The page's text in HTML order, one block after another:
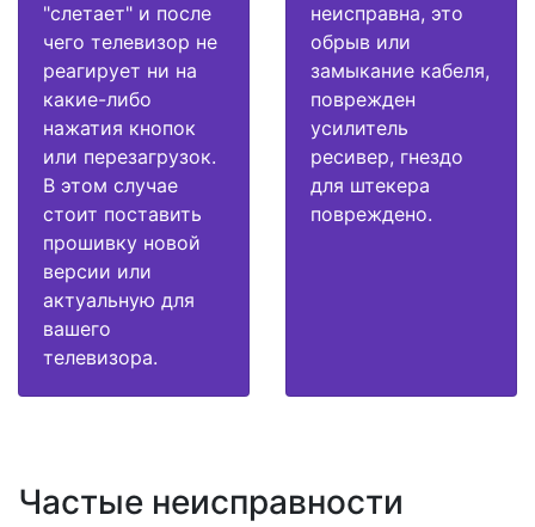
"слетает" и после
чего телевизор не
реагирует ни на
какие-либо
нажатия кнопок
или перезагрузок.
В этом случае
стоит поставить
прошивку новой
версии или
актуальную для
вашего
телевизора.
неисправна, это
обрыв или
замыкание кабеля,
поврежден
усилитель
ресивер, гнездо
для штекера
повреждено.
Частые неисправности